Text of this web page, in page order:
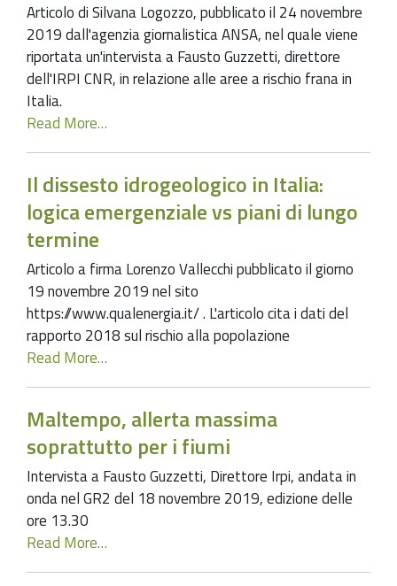
Articolo di Silvana Logozzo, pubblicato il 24 novembre
2019 dall'agenzia giornalistica ANSA, nel quale viene
riportata un'intervista a Fausto Guzzetti, direttore
dell'IRPI CNR, in relazione alle aree a rischio frana in
Italia.
Read More…
Il dissesto idrogeologico in Italia:
logica emergenziale vs piani di lungo
termine
Articolo a firma Lorenzo Vallecchi pubblicato il giorno
19 novembre 2019 nel sito
https://www.qualenergia.it/ . L'articolo cita i dati del
rapporto 2018 sul rischio alla popolazione
Read More…
Maltempo, allerta massima
soprattutto per i fiumi
Intervista a Fausto Guzzetti, Direttore Irpi, andata in
onda nel GR2 del 18 novembre 2019, edizione delle
ore 13.30
Read More…